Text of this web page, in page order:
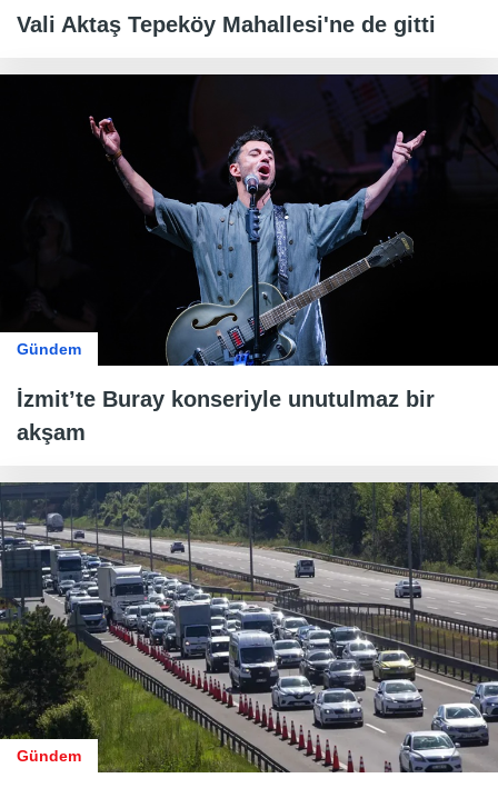
Vali Aktaş Tepeköy Mahallesi'ne de gitti
Gündem
İzmit’te Buray konseriyle unutulmaz bir
akşam
Gündem